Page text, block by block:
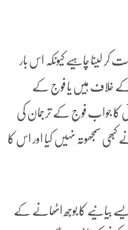
لینا چاہیے کیونکہ اس بار
کے خلاف ہیں یا فوج کے
کا جواب فوج کے ترجمان کی
سمجھوتہ نہیں کیا اور اس کا
بیانیے کا بوجھ اٹھانے کے